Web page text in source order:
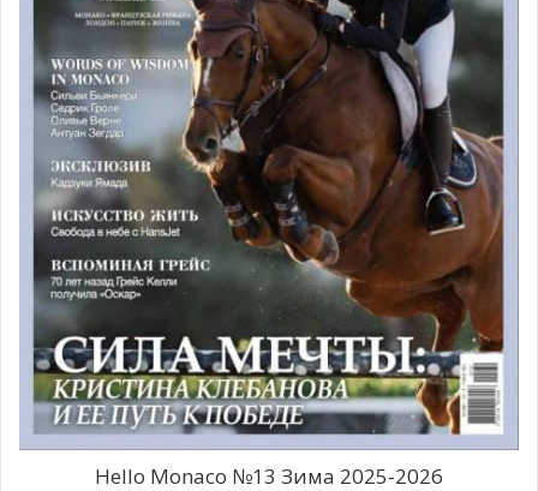
Hello Monaco №13 Зима 2025-2026